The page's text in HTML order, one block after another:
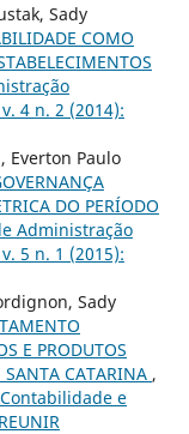
Sady
COMO
4 n. 2 (2014):
Everton Paulo
DO PERÍODO
Administração
5 n. 1 (2015):
Sady
E PRODUTOS
SANTA CATARINA ,
e